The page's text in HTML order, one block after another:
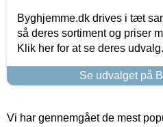
Byghjemme.dk drives i tæt
så deres sortiment og priser
Klik her for at se deres udvalg.
Se udvalget på
Vi har gennemgået de mest